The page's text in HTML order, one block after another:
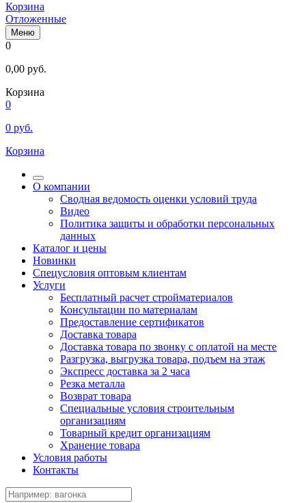
Корзина
Отложенные
Меню
0
0,00 руб.
Корзина
0
0 руб.
Корзина
О компании
Сводная ведомость оценки условий труда
Видео
Политика защиты и обработки персональных
данных
Каталог и цены
Новинки
Спецусловия оптовым клиентам
Услуги
Бесплатный расчет стройматериалов
Консультации по материалам
Предоставление сертификатов
Доставка товара
Доставка товара по звонку с оплатой на месте
Разгрузка, выгрузка товара, подъем на этаж
Экспресс доставка за 2 часа
Резка металла
Возврат товара
Специальные условия строительным
организациям
Товарный кредит организациям
Хранение товара
Условия работы
Контакты